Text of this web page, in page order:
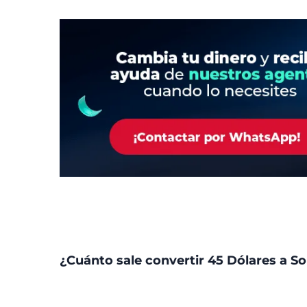
¿Cuánto sale convertir 45 Dólares a